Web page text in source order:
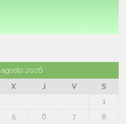
agosto 2026
X J V
S
1
5 6 7
8